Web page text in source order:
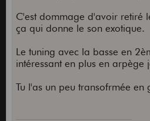
C'est dommage d'avoir retiré
ça qui donne le son exotique.
Le tuning avec la basse en
intéressant en plus en arpège
Tu l'as un peu transofrmée en